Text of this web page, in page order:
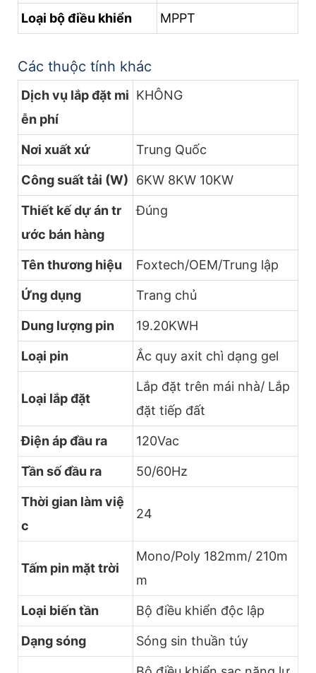
Loại bộ điều khiển MPPT
Các thuộc tính khác
Dịch vụ lắp đặt mi
ễn phí
KHÔNG
Nơi xuất xứ Trung Quốc
Công suất tải (W) 6KW 8KW 10KW
Thiết kế dự án tr
ước bán hàng
Đúng
Tên thương hiệu Foxtech/OEM/Trung lập
Ứng dụng Trang chủ
Dung lượng pin 19.20KWH
Loại pin Ắc quy axit chì dạng gel
Loại lắp đặt
Lắp đặt trên mái nhà/ Lắp
đặt tiếp đất
Điện áp đầu ra 120Vac
Tần số đầu ra 50/60Hz
Thời gian làm việ
c
24
Tấm pin mặt trời
Mono/Poly 182mm/ 210m
m
Loại biến tần Bộ điều khiển độc lập
Dạng sóng Sóng sin thuần túy